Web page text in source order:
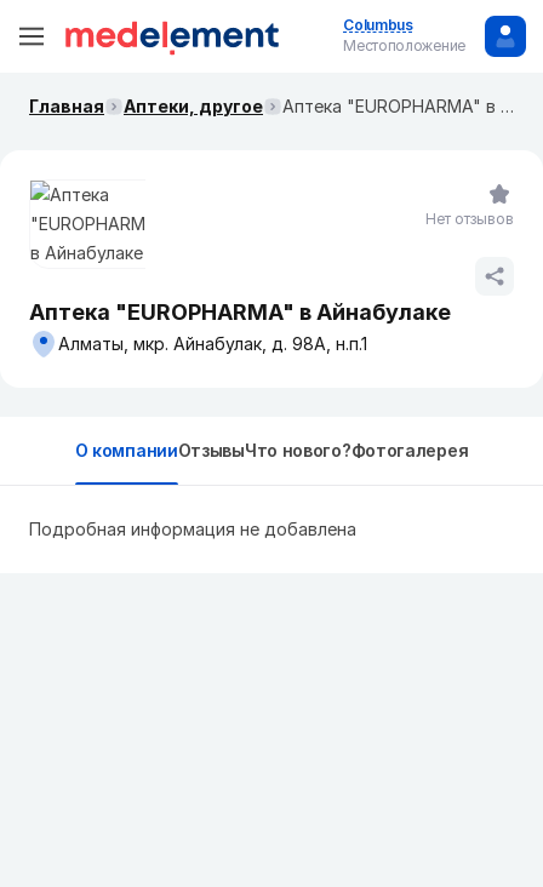
Columbus
Местоположение
Главная Аптеки, другое Аптека "EUROPHARMA" в Айнабулаке
Аптека "EUROPHARMA" в Айнабулаке
Алматы, мкр. Айнабулак, д. 98А, н.п.1
Нет отзывов
О компанииОтзывыЧто нового?Фотогалерея
Подробная информация не добавлена